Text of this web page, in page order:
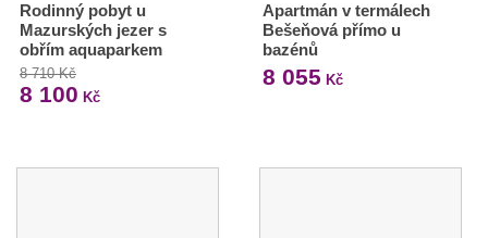
Rodinný pobyt u
Mazurských jezer s
obřím aquaparkem
8 710 Kč
8 100 Kč
Apartmán v termálech
Bešeňová přímo u
bazénů
8 055 Kč